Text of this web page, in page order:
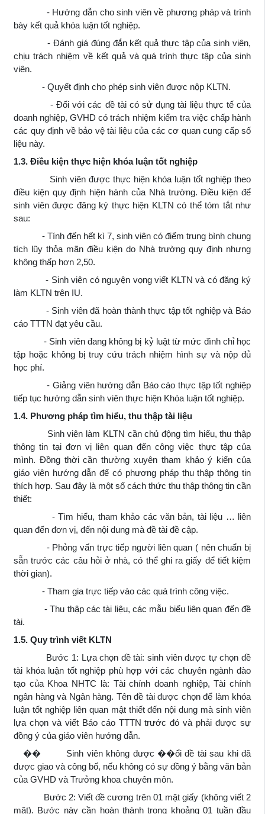
- Hướng dẫn cho sinh viên về phương pháp và trình
bày kết quả khóa luận tốt nghiệp.
- Đánh giá đúng đắn kết quả thực tập của sinh viên,
chịu trách nhiệm về kết quả và quá trình thực tập của sinh
viên.
- Quyết định cho phép sinh viên được nộp KLTN.
- Đối với các đề tài có sử dụng tài liệu thực tế của
doanh nghiệp, GVHD có trách nhiệm kiểm tra việc chấp hành
các quy định về bảo vệ tài liệu của các cơ quan cung cấp số
liệu này.
1.3. Điều kiện thực hiện khóa luận tốt nghiệp
Sinh viên được thực hiện khóa luận tốt nghiệp theo
điều kiện quy định hiện hành của Nhà trường. Điều kiện để
sinh viên được đăng ký thực hiện KLTN có thể tóm tắt như
sau:
- Tính đến hết kì 7, sinh viên có điểm trung bình chung
tích lũy thỏa mãn điều kiện do Nhà trường quy định nhưng
không thấp hơn 2,50.
- Sinh viên có nguyện vọng viết KLTN và có đăng ký
làm KLTN trên IU.
- Sinh viên đã hoàn thành thực tập tốt nghiệp và Báo
cáo TTTN đạt yêu cầu.
- Sinh viên đang không bị kỷ luật từ mức đình chỉ học
tập hoặc không bị truy cứu trách nhiệm hình sự và nộp đủ
học phí.
- Giảng viên hướng dẫn Báo cáo thực tập tốt nghiệp
tiếp tục hướng dẫn sinh viên thực hiện Khóa luận tốt nghiệp.
1.4. Phương pháp tìm hiểu, thu thập tài liệu
Sinh viên làm KLTN cần chủ động tìm hiểu, thu thập
thông tin tại đơn vị liên quan đến công việc thực tập của
mình. Đồng thời cần thường xuyên tham khảo ý kiến của
giáo viên hướng dẫn để có phương pháp thu thập thông tin
thích hợp. Sau đây là một số cách thức thu thập thông tin cần
thiết:
- Tìm hiểu, tham khảo các văn bản, tài liệu … liên
quan đến đơn vị, đến nội dung mà đề tài đề cập.
- Phỏng vấn trực tiếp người liên quan ( nên chuẩn bị
sẵn trước các câu hỏi ở nhà, có thể ghi ra giấy để tiết kiệm
thời gian).
- Tham gia trực tiếp vào các quá trình công việc.
- Thu thập các tài liệu, các mẫu biểu liên quan đến đề
tài.
1.5. Quy trình viết KLTN
Bước 1: Lựa chọn đề tài: sinh viên được tự chọn đề
tài khóa luận tốt nghiệp phù hợp với các chuyên ngành đào
tạo của Khoa NHTC là: Tài chính doanh nghiệp, Tài chính
ngân hàng và Ngân hàng. Tên đề tài được chọn để làm khóa
luận tốt nghiệp liên quan mật thiết đến nội dung mà sinh viên
lựa chọn và viết Báo cáo TTTN trước đó và phải được sự
đồng ý của giáo viên hướng dẫn.
�� Sinh viên không được ��ổi đề tài sau khi đã
được giao và công bố, nếu không có sự đồng ý bằng văn bản
của GVHD và Trưởng khoa chuyên môn.
Bước 2: Viết đề cương trên 01 mặt giấy (không viết 2
mặt). Bước này cần hoàn thành trong khoảng 01 tuần đầu